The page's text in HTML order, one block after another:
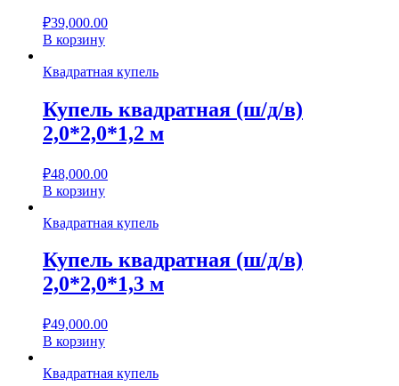
₽39,000.00
В корзину
Квадратная купель
Купель квадратная (ш/д/в)
2,0*2,0*1,2 м
₽48,000.00
В корзину
Квадратная купель
Купель квадратная (ш/д/в)
2,0*2,0*1,3 м
₽49,000.00
В корзину
Квадратная купель